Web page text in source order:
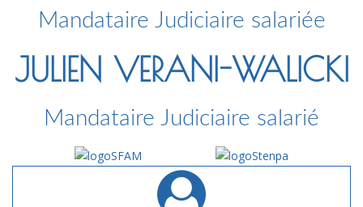
Mandataire Judiciaire salariée
JULIEN VERANI-WALICKI
Mandataire Judiciaire salarié